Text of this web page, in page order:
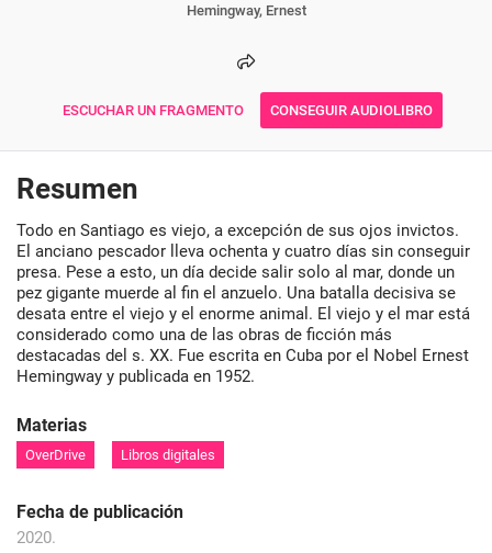
Hemingway, Ernest
ESCUCHAR UN FRAGMENTO CONSEGUIR AUDIOLIBRO
Resumen
Todo en Santiago es viejo, a excepción de sus ojos invictos.
El anciano pescador lleva ochenta y cuatro días sin conseguir
presa. Pese a esto, un día decide salir solo al mar, donde un
pez gigante muerde al fin el anzuelo. Una batalla decisiva se
desata entre el viejo y el enorme animal. El viejo y el mar está
considerado como una de las obras de ficción más
destacadas del s. XX. Fue escrita en Cuba por el Nobel Ernest
Hemingway y publicada en 1952.
Materias
OverDrive Libros digitales
Fecha de publicación
2020.